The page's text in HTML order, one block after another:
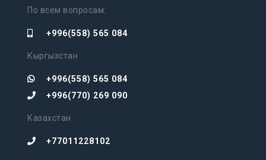
По всем вопросам:
+996(558) 565 084
Кыргызстан
+996(558) 565 084
+996(770) 269 090
Казахстан
+77011228102